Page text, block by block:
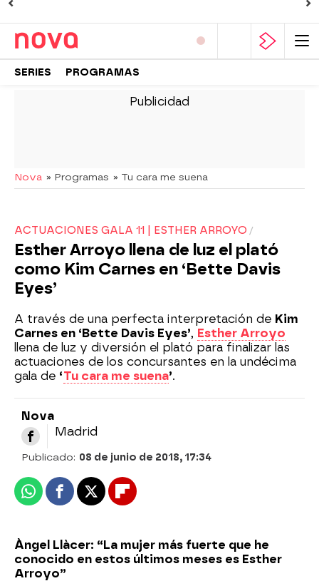
SERIES PROGRAMAS
Nova » Programas » Tu cara me suena
ACTUACIONES GALA 11 | ESTHER ARROYO
Esther Arroyo llena de luz el plató
como Kim Carnes en ‘Bette Davis
Eyes’
A través de una perfecta interpretación de Kim
Carnes en ‘Bette Davis Eyes’, Esther Arroyo
llena de luz y diversión el plató para finalizar las
actuaciones de los concursantes en la undécima
gala de ‘Tu cara me suena’.
Nova
Madrid
Publicado: 08 de junio de 2018, 17:34
WhatsappFacebook
X Flipboard
Àngel Llàcer: “La mujer más fuerte que he
conocido en estos últimos meses es Esther
Arroyo”